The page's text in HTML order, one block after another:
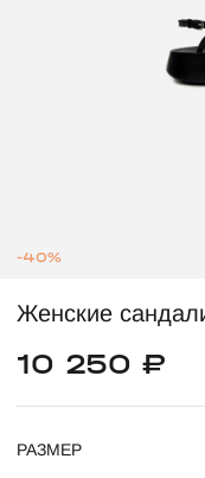
-40%
Женские
10 250 ₽
РАЗМЕР